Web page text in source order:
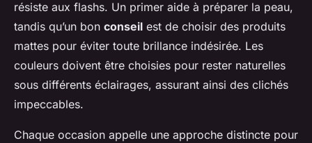
résiste aux flashs. Un primer aide à préparer la peau,
tandis qu’un bon conseil est de choisir des produits
mattes pour éviter toute brillance indésirée. Les
couleurs doivent être choisies pour rester naturelles
sous différents éclairages, assurant ainsi des clichés
impeccables.
Chaque occasion appelle une approche distincte pour